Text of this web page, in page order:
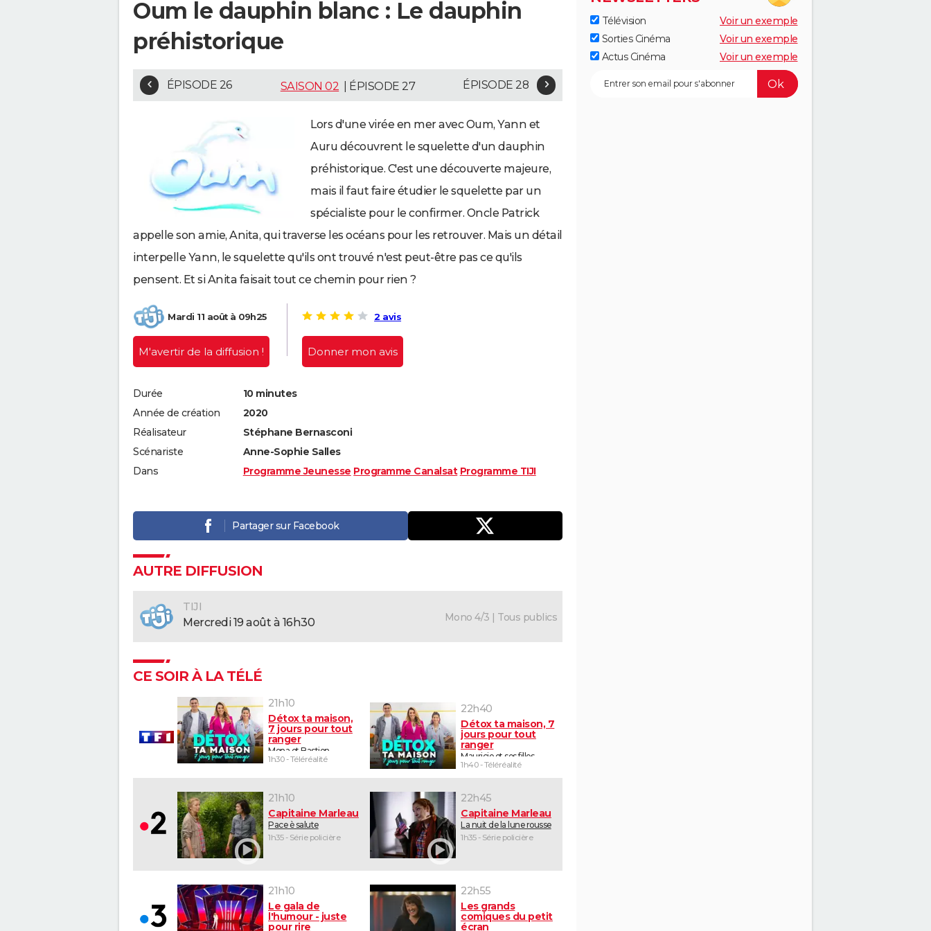
Oum le dauphin blanc : Le dauphin
préhistorique
ÉPISODE 26 SAISON 02 | ÉPISODE 27 ÉPISODE 28
Lors d'une virée en mer avec Oum, Yann et
Auru découvrent le squelette d'un dauphin
préhistorique. C'est une découverte majeure,
mais il faut faire étudier le squelette par un
spécialiste pour le confirmer. Oncle Patrick
appelle son amie, Anita, qui traverse les océans pour les retrouver. Mais un détail
interpelle Yann, le squelette qu'ils ont trouvé n'est peut-être pas ce qu'ils
pensent. Et si Anita faisait tout ce chemin pour rien ?
Mardi 11 août à 09h25
M'avertir de la diffusion !
2 avis
Donner mon avis
Durée
10 minutes
Année de création
2020
Réalisateur
Stéphane Bernasconi
Scénariste
Anne-Sophie Salles
Dans
Programme Jeunesse Programme Canalsat Programme TIJI
Partager sur Facebook
AUTRE DIFFUSION
TIJI
mercredi 19 août à 16h30 Mono 4/3 | Tous publics
CE SOIR À LA TÉLÉ
21h10
Détox ta maison,
7 jours pour tout
ranger
Mona et Bastien
1h30 - Téléréalité
22h40
Détox ta maison, 7
jours pour tout
ranger
Mauricio et ses filles
1h40 - Téléréalité
21h10
Capitaine Marleau
Pace è salute
1h35 - Série policière
22h45
Capitaine Marleau
La nuit de la lune rousse
1h35 - Série policière
21h10
Le gala de
l'humour - juste
pour rire
22h55
Les grands
comiques du petit
écran
Télévision
Voir un exemple
Sorties Cinéma
Voir un exemple
Actus Cinéma
Voir un exemple